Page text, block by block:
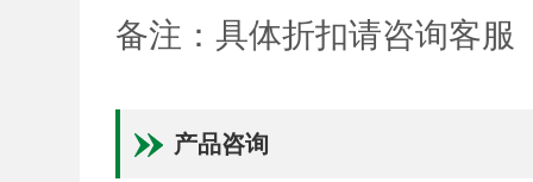
备注：具体折扣请咨询客服
产品咨询